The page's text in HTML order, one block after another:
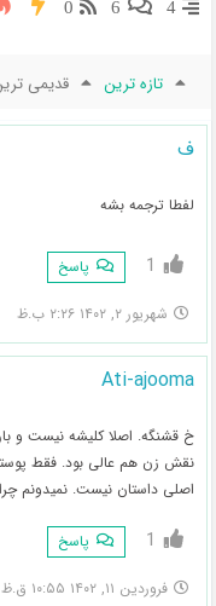
4
6
0
تازه ترین قدیمی
ف
لفطا ترجمه بشه
1 پاسخ
شهریور ۲, ۱۴۰۲ ۲:۲۶ ب.ظ
Ati-ajooma
خ قشنگه. اصلا کلیشه نیست و
نقش زن هم عالی بود. فقط
اصلی داستان نیست. نمیدونم
1 پاسخ
فروردین ۱۱, ۱۴۰۲ ۱۰:۵۵ ق.ظ